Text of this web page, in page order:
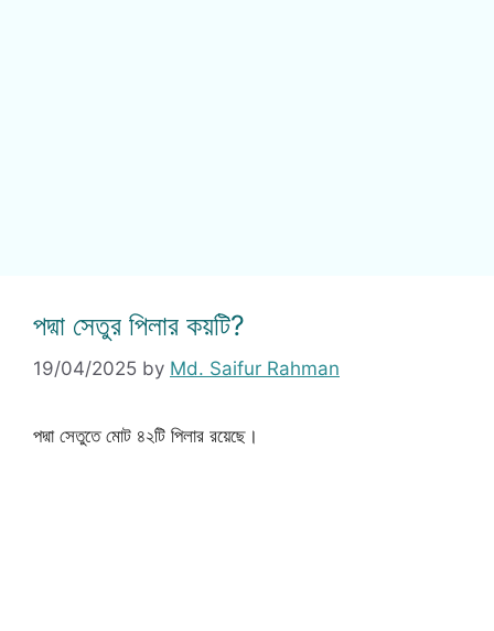
পদ্মা সেতুর পিলার কয়টি?
19/04/2025 by Md. Saifur Rahman
পদ্মা সেতুতে মোট ৪২টি পিলার রয়েছে।